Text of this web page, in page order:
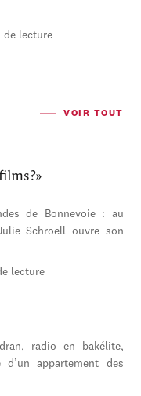
de lecture
VOIR TOUT
de Bonnevoie : au
Schroell ouvre son
lecture
radio en bakélite,
appartement des